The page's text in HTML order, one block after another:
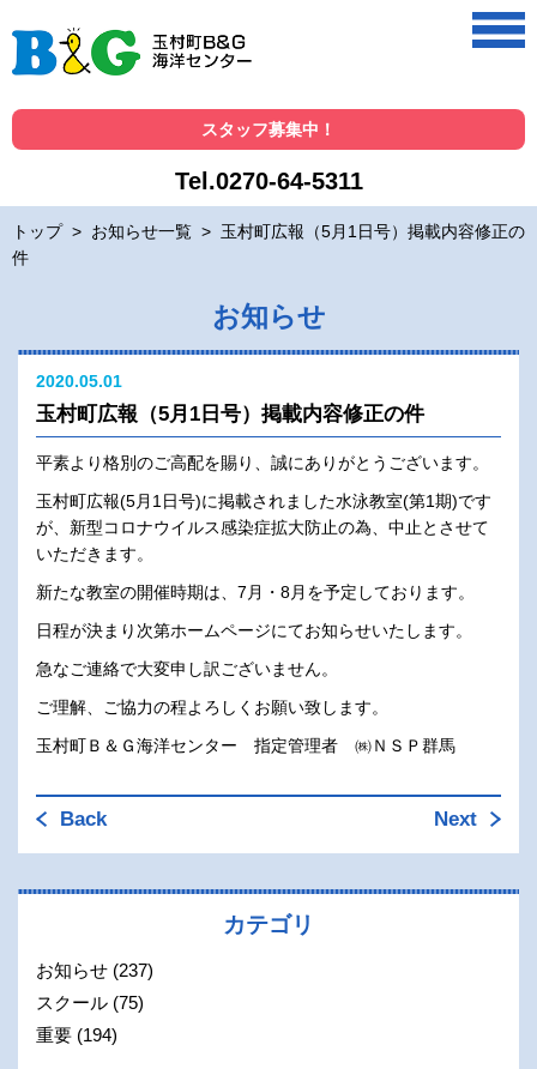
スタッフ募集中！
Tel.0270-64-5311
トップ > お知らせ一覧 > 玉村町広報（5月1日号）掲載内容修正の
件
お知らせ
2020.05.01
玉村町広報（5月1日号）掲載内容修正の件
平素より格別のご高配を賜り、誠にありがとうございます。
玉村町広報(5月1日号)に掲載されました水泳教室(第1期)です
が、新型コロナウイルス感染症拡大防止の為、中止とさせて
いただきます。
新たな教室の開催時期は、7月・8月を予定しております。
日程が決まり次第ホームページにてお知らせいたします。
急なご連絡で大変申し訳ございません。
ご理解、ご協力の程よろしくお願い致します。
玉村町Ｂ＆Ｇ海洋センター 指定管理者 ㈱ＮＳＰ群馬
Back Next
カテゴリ
お知らせ (237)
スクール (75)
重要 (194)